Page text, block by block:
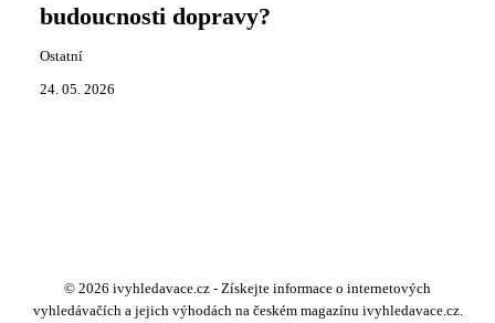
budoucnosti dopravy?
Ostatní
24. 05. 2026
© 2026 ivyhledavace.cz - Získejte informace o internetových
vyhledávačích a jejich výhodách na českém magazínu ivyhledavace.cz.